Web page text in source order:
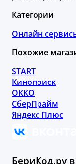
Категории
Онлайн
Похожие
START
Кинопоиск
ОККО
СберПрайм
Яндекс Плюс
БериКод.ру в